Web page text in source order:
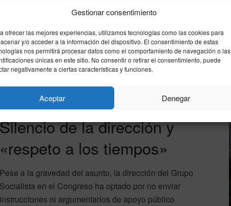
Gestionar consentimiento
ofrecer las mejores experiencias, utilizamos tecnologías como las cookies para
y/o acceder a la información del dispositivo. El consentimiento de estas
nos permitirá procesar datos como el comportamiento de navegación o las
únicas en este sitio. No consentir o retirar el consentimiento, puede
negativamente a ciertas características y funciones.
Aceptar Denegar
La lectura reposada del texto del magistrado Ismael
Calama ha obligado a Moncloa a
enterrar la teoría de la
«guerra sucia judicial»(lawfare) que el PSOE intentó
abanderar en las primeras horas. En el entorno del
Ejecutivo asumen que se trata de un auto «serio»,
y de consecuencias políticas imprevisibles.
Silencio de la dirección y
«respeto a los tiempos»
Pese a la gravedad del asunto, la dirección del Grupo
Socialista en el Congreso ha optado por no enviar
instrucciones ni argumentarios de apoyo público